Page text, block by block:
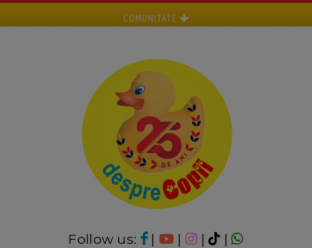
COMUNITATE
Follow us: | | |
|